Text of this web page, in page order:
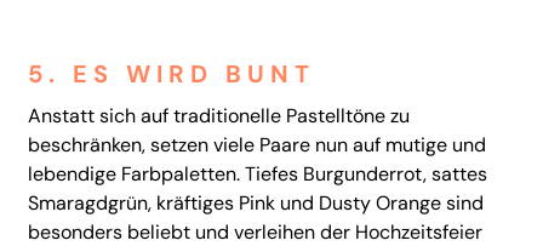
5. ES WIRD BUNT
Anstatt sich auf traditionelle Pastelltöne zu
beschränken, setzen viele Paare nun auf mutige und
lebendige Farbpaletten. Tiefes Burgunderrot, sattes
Smaragdgrün, kräftiges Pink und Dusty Orange sind
besonders beliebt und verleihen der Hochzeitsfeier